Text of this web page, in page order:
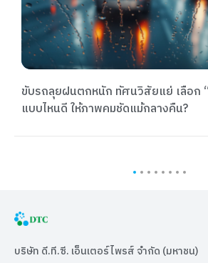
รับมือหน้าฝน ผู้ประกอบการข
บรรทุก” แบบไหน? ช่วยคุมเวล
บริษัท ดี.ที.ซี. เอ็นเตอร์ไพรส์ จำกัด (มหาชน)